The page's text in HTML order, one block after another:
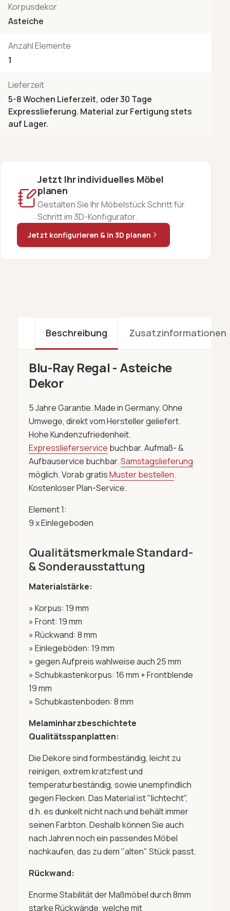
Korpusdekor
Asteiche
Anzahl Elemente
1
Lieferzeit
5-8 Wochen Lieferzeit, oder 30 Tage
Expresslieferung. Material zur Fertigung stets
auf Lager.
Jetzt Ihr individuelles Möbel
planen
Gestalten Sie Ihr Möbelstück Schritt für
Schritt im 3D-Konfigurator.
Jetzt konfigurieren & in 3D planen
Beschreibung Zusatzinformationen
Blu-Ray Regal - Asteiche
Dekor
5 Jahre Garantie. Made in Germany. Ohne
Umwege, direkt vom Hersteller geliefert.
Hohe Kundenzufriedenheit.
Expresslieferservice buchbar. Aufmaß- &
Aufbauservice buchbar.Samstagslieferung
möglich. Vorab gratisMuster bestellen.
Kostenloser Plan-Service.
Element 1:
9 x Einlegeboden
Qualitätsmerkmale Standard-
& Sonderausstattung
Materialstärke:
» Korpus: 19 mm
» Front: 19 mm
» Rückwand: 8 mm
» Einlegeböden: 19 mm
» gegen Aufpreis wahlweise auch 25 mm
» Schubkastenkorpus: 16 mm + Frontblende
19 mm
» Schubkastenboden: 8 mm
Melaminharzbeschichtete
Qualitätsspanplatten:
Die Dekore sind formbeständig, leicht zu
reinigen, extrem kratzfest und
temperaturbeständig, sowie unempfindlich
gegen Flecken. Das Material ist "lichtecht",
d.h. es dunkelt nicht nach und behält immer
seinen Farbton. Deshalb können Sie auch
nach Jahren noch ein passendes Möbel
nachkaufen, das zu dem "alten" Stück passt.
Rückwand:
Enorme Stabilität der Maßmöbel durch 8mm
starke Rückwände, welche mit